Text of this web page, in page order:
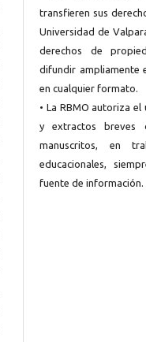
transfieren sus
Universidad de
derechos de
difundir ampliamente
en cualquier formato.
• La RBMO autoriza
y extractos breves
manuscritos, en
educacionales,
fuente de información.